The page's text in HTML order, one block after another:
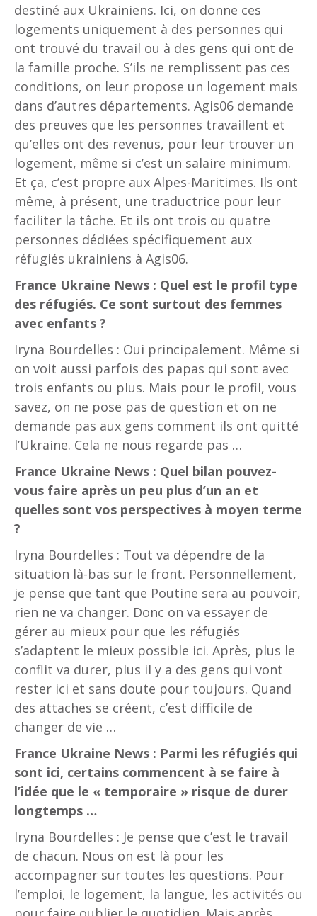
destiné aux Ukrainiens. Ici, on donne ces
logements uniquement à des personnes qui
ont trouvé du travail ou à des gens qui ont de
la famille proche. S’ils ne remplissent pas ces
conditions, on leur propose un logement mais
dans d’autres départements. Agis06 demande
des preuves que les personnes travaillent et
qu’elles ont des revenus, pour leur trouver un
logement, même si c’est un salaire minimum.
Et ça, c’est propre aux Alpes-Maritimes. Ils ont
même, à présent, une traductrice pour leur
faciliter la tâche. Et ils ont trois ou quatre
personnes dédiées spécifiquement aux
réfugiés ukrainiens à Agis06.
France Ukraine News : Quel est le profil type
des réfugiés. Ce sont surtout des femmes
avec enfants ?
Iryna Bourdelles : Oui principalement. Même si
on voit aussi parfois des papas qui sont avec
trois enfants ou plus. Mais pour le profil, vous
savez, on ne pose pas de question et on ne
demande pas aux gens comment ils ont quitté
l’Ukraine. Cela ne nous regarde pas …
France Ukraine News : Quel bilan pouvez-
vous faire après un peu plus d’un an et
quelles sont vos perspectives à moyen terme
?
Iryna Bourdelles : Tout va dépendre de la
situation là-bas sur le front. Personnellement,
je pense que tant que Poutine sera au pouvoir,
rien ne va changer. Donc on va essayer de
gérer au mieux pour que les réfugiés
s’adaptent le mieux possible ici. Après, plus le
conflit va durer, plus il y a des gens qui vont
rester ici et sans doute pour toujours. Quand
des attaches se créent, c’est difficile de
changer de vie …
France Ukraine News : Parmi les réfugiés qui
sont ici, certains commencent à se faire à
l’idée que le « temporaire » risque de durer
longtemps …
Iryna Bourdelles : Je pense que c’est le travail
de chacun. Nous on est là pour les
accompagner sur toutes les questions. Pour
l’emploi, le logement, la langue, les activités ou